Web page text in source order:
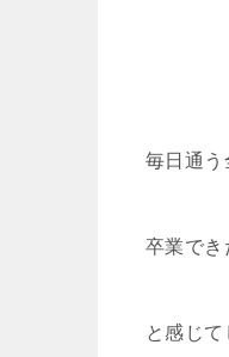
毎日通う
卒業でき
と感じて